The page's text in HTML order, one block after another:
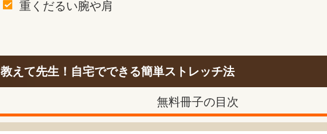
重くだるい腕や肩
教えて先生！自宅でできる簡単ストレッチ法
無料冊子の目次